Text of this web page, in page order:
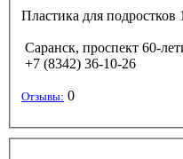
Пластика для подростков
Саранск, проспект 60-
+7 (8342) 36-10-26
Отзывы: 0